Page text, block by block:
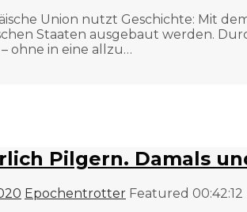
Union nutzt Geschichte: Mit
Staaten ausgebaut werden.
ohne in eine allzu…
Pilgern. Damals
Epochentrotter Featured 00:42:12